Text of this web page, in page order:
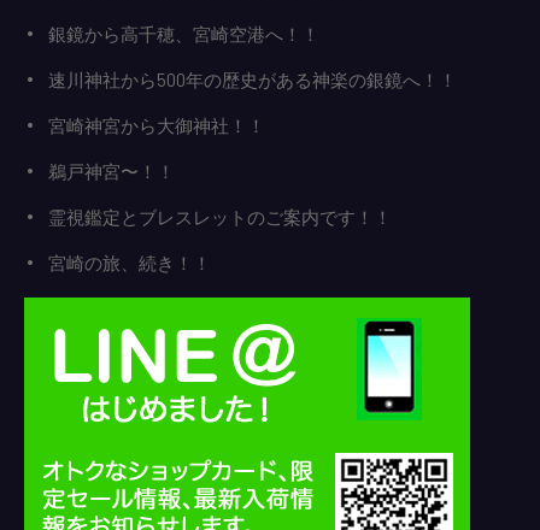
銀鏡から高千穂、宮崎空港へ！！
速川神社から500年の歴史がある神楽の銀鏡へ！！
宮崎神宮から大御神社！！
鵜戸神宮〜！！
霊視鑑定とブレスレットのご案内です！！
宮崎の旅、続き！！